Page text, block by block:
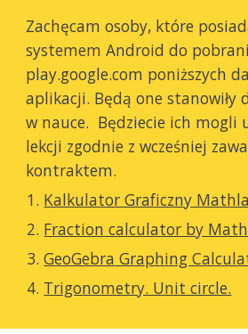
Zachęcam osoby, które
systemem Android do
play.google.com poniższych
aplikacji. Będą one stanowiły
w nauce.  Będziecie ich mogli
lekcji zgodnie z wcześniej
kontraktem.
Kalkulator Graficzny
Fraction calculator by
GeoGebra Graphing
Trigonometry. Unit circle.